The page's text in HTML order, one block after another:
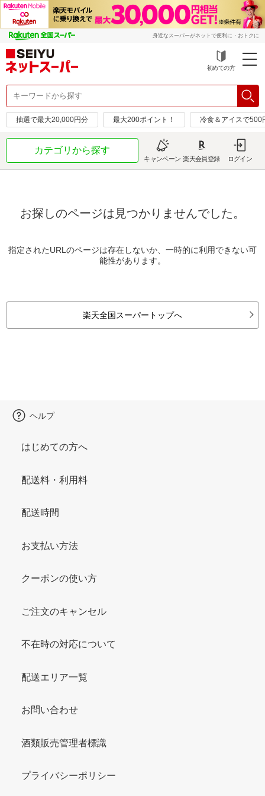
身近なスーパーがネットで便利に・おトクに
初めての方
抽選で最大20,000円分 最大200ポイント！ 冷食＆アイスで500
カテゴリから探す
キャンペーン 楽天会員登録 ログイン
お探しのページは見つかりませんでした。
指定されたURLのページは存在しないか、一時的に利用できない可
能性があります。
楽天全国スーパートップへ
ヘルプ
はじめての方へ
配送料・利用料
配送時間
お支払い方法
クーポンの使い方
ご注文のキャンセル
不在時の対応について
配送エリア一覧
お問い合わせ
酒類販売管理者標識
プライバシーポリシー